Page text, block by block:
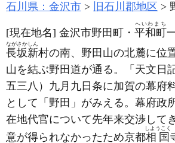
石川県：金沢市 旧石川郡地区
[現在地名] 金沢市野田町・ 平和町
へいわまち
長坂新
ながさかしん
村の南、野田山の北麓に位
山を結ぶ野田道が通る。「天文日
五三八） 九月九日条に加賀の幕府
として「野田」がみえる。幕府政
在地代官について先年来交渉して
意が得られなかったため京都相国
しようこく